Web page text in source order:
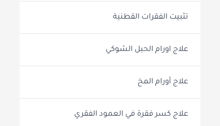
تثبيت الفقرات القطنية
علاج اورام الحبل الشوكي
علاج أورام المخ
علاج كسر فقرة في العمود الفقري